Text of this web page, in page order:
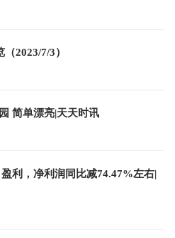
2023/7/3）
简单漂亮|天天时讯
利，净利润同比减74.47%左右|